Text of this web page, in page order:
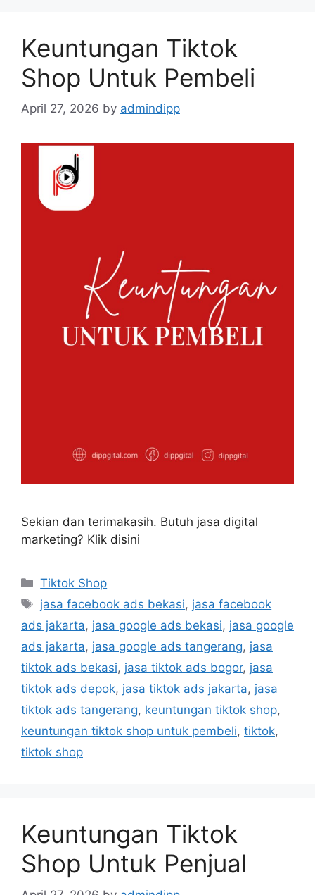
Keuntungan Tiktok
Shop Untuk Pembeli
April 27, 2026 by admindipp
Sekian dan terimakasih. Butuh jasa digital
marketing? Klik disini
Tiktok Shop
jasa facebook ads bekasi, jasa facebook
ads jakarta, jasa google ads bekasi, jasa google
ads jakarta, jasa google ads tangerang, jasa
tiktok ads bekasi, jasa tiktok ads bogor, jasa
tiktok ads depok, jasa tiktok ads jakarta, jasa
tiktok ads tangerang, keuntungan tiktok shop,
keuntungan tiktok shop untuk pembeli, tiktok,
tiktok shop
Keuntungan Tiktok
Shop Untuk Penjual